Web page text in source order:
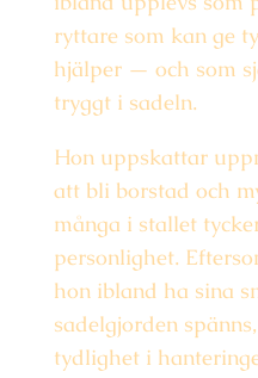
ryttare som kan ge
hjälper — och som
tryggt i sadeln.
Hon uppskattar
att bli borstad och
många i stallet
personlighet.
hon ibland ha sina
sadelgjorden
tydlighet i